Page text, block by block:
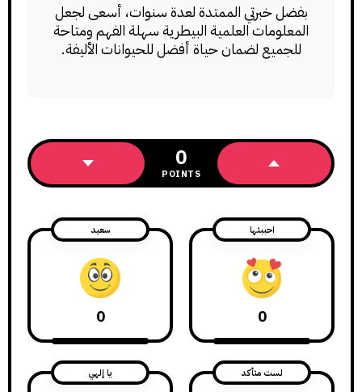
بفضل خبرتي الممتدة لعدة سنوات، أسعى لجعل
المعلومات العلمية البيطرية سهلة الفهم ومتاحة
للجميع لضمان حياة أفضل للحيوانات الأليفة.
0
POINTS
احببتها
0
سعيد
0
لست متأكد يا إلهي